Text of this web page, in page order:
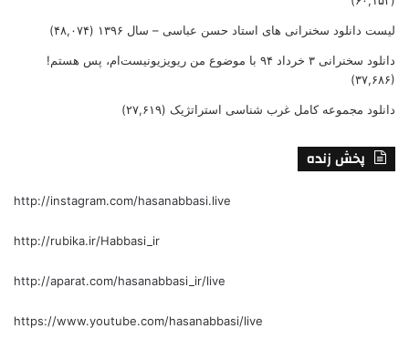
لیست دانلود سخنرانی های استاد حسن عباسی – سال ۱۳۹۶ (۴۸,۰۷۴)
دانلود سخنرانی ۳ خرداد ۹۴ با موضوع من ریویزیونیست‌ام، پس هستم!
(۳۷,۶۸۶)
دانلود مجموعه کامل غرب شناسی استراتژیک (۲۷,۶۱۹)
پخش زنده
http://instagram.com/hasanabbasi.live
http://rubika.ir/Habbasi_ir
http://aparat.com/hasanabbasi_ir/live
https://www.youtube.com/hasanabbasi/live